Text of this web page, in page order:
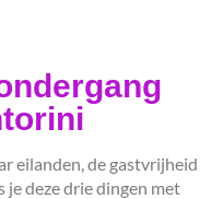
eilanden, de gastvrijheid
je deze drie dingen met